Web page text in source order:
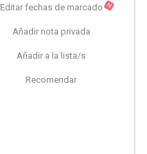
Editar fechas de marcado N
Añadir nota privada
Añadir a la lista/s
Recomendar